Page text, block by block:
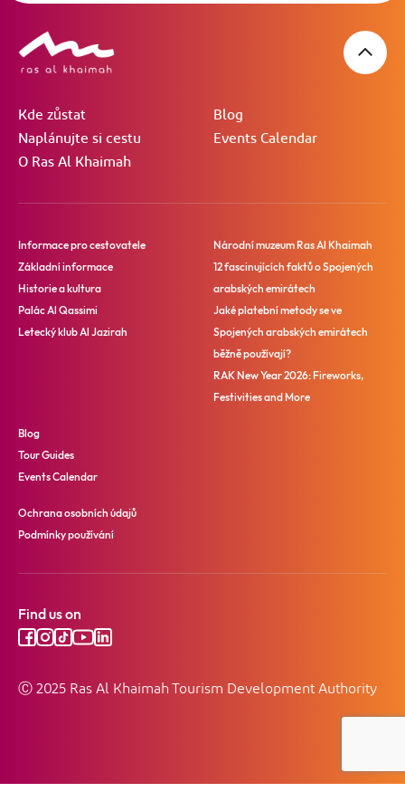
Kde zůstat
Naplánujte si cestu
O Ras Al Khaimah
Blog
Events Calendar
Informace pro cestovatele
Základní informace
Historie a kultura
Palác Al Qassimi
Letecký klub Al Jazirah
Národní muzeum Ras Al Khaimah
12 fascinujících faktů o Spojených
arabských emirátech
Jaké platební metody se ve
Spojených arabských emirátech
běžně používají?
RAK New Year 2026: Fireworks,
Festivities and More
Blog
Tour Guides
Events Calendar
Ochrana osobních údajů
Podmínky používání
Find us on
Ⓒ 2025 Ras Al Khaimah Tourism Development Authority